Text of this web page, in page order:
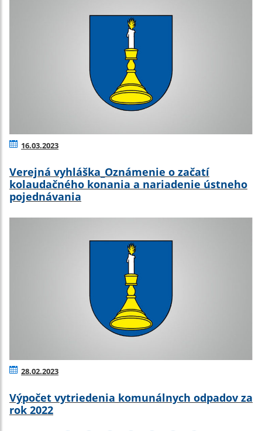
16.03.2023
Verejná vyhláška_Oznámenie o začatí
kolaudačného konania a nariadenie ústneho
pojednávania
28.02.2023
Výpočet vytriedenia komunálnych odpadov za
rok 2022